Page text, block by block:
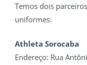
Temos dois
uniformes:
Athleta Sorocaba
Endereço: Rua